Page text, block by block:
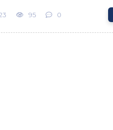
95 0